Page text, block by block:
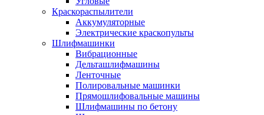
Краскораспылители
Аккумуляторные
Электрические краскопульты
Шлифмашинки
Вибрационные
Дельташлифмашины
Ленточные
Полировальные машинки
Прямошлифовальные машины
Шлифмашины по бетону